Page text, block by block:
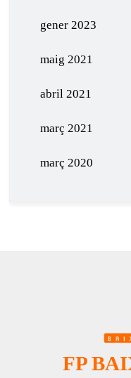
gener 2023
maig 2021
abril 2021
març 2021
març 2020
FP